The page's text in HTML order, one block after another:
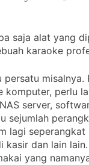
2 Years
14
headphone
Anda
2 Years Ago
Review
700
2 Years
Cabasse
spherical
edisi terbatas
3 Years Ago
saja alat yang
karaoke
persatu misalnya.
komputer, perlu
server,
sejumlah
lagi seperangkat
kasir dan lain
yang